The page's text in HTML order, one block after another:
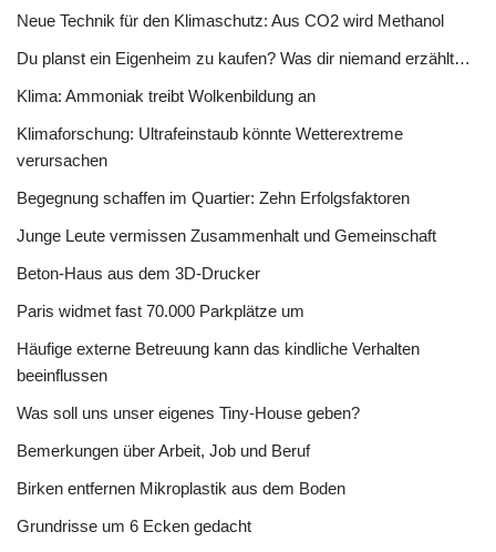
Neue Technik für den Klimaschutz: Aus CO2 wird Methanol
Du planst ein Eigenheim zu kaufen? Was dir niemand erzählt…
Klima: Ammoniak treibt Wolkenbildung an
Klimaforschung: Ultrafeinstaub könnte Wetterextreme
verursachen
Begegnung schaffen im Quartier: Zehn Erfolgsfaktoren
Junge Leute vermissen Zusammenhalt und Gemeinschaft
Beton-Haus aus dem 3D-Drucker
Paris widmet fast 70.000 Parkplätze um
Häufige externe Betreuung kann das kindliche Verhalten
beeinflussen
Was soll uns unser eigenes Tiny-House geben?
Bemerkungen über Arbeit, Job und Beruf
Birken entfernen Mikroplastik aus dem Boden
Grundrisse um 6 Ecken gedacht